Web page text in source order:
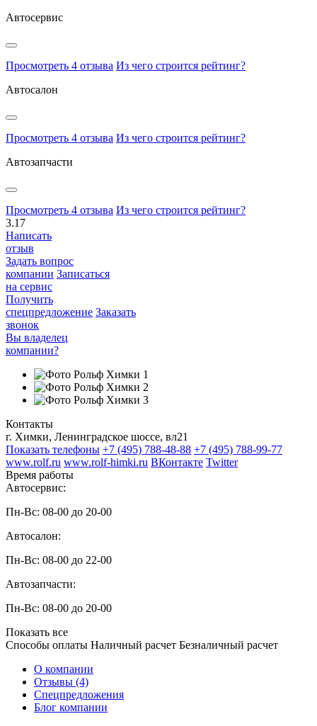
Автосервис
Просмотреть 4 отзыва Из чего строится рейтинг?
Автосалон
Просмотреть 4 отзыва Из чего строится рейтинг?
Автозапчасти
Просмотреть 4 отзыва Из чего строится рейтинг?
3.17
Написать
отзыв
Задать вопрос
компании Записаться
на сервис
Получить
спецпредложение Заказать
звонок
Вы владелец
компании?
Контакты
г. Химки, Ленинградское шоссе, вл21
Показать телефоны +7 (495) 788-48-88 +7 (495) 788-99-77
www.rolf.ru www.rolf-himki.ru ВКонтакте Twitter
Время работы
Автосервис:
Пн-Вс: 08-00 до 20-00
Автосалон:
Пн-Вс: 08-00 до 22-00
Автозапчасти:
Пн-Вс: 08-00 до 20-00
Показать все
Способы оплаты Наличный расчет Безналичный расчет
О компании
Отзывы (4)
Спецпредложения
Блог компании